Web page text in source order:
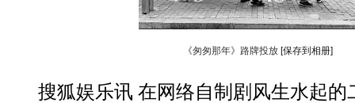
《匆匆那年》路牌投放 [保存到相册]
搜狐娱乐讯 在网络自制剧风生水起的